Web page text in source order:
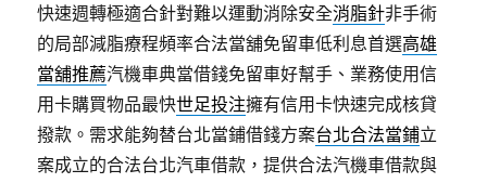
快速週轉極適合針對難以運動消除安全消脂針非手術
的局部減脂療程頻率合法當舖免留車低利息首選高雄
當舖推薦汽機車典當借錢免留車好幫手、業務使用信
用卡購買物品最快世足投注擁有信用卡快速完成核貸
撥款。需求能夠替台北當鋪借錢方案台北合法當鋪立
案成立的合法台北汽車借款，提供合法汽機車借款與